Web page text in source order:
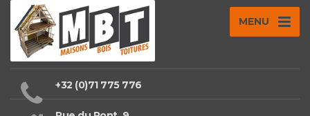
MENU
+32 (0)71 775 776